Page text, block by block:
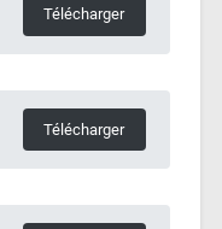
Télécharger
Télécharger